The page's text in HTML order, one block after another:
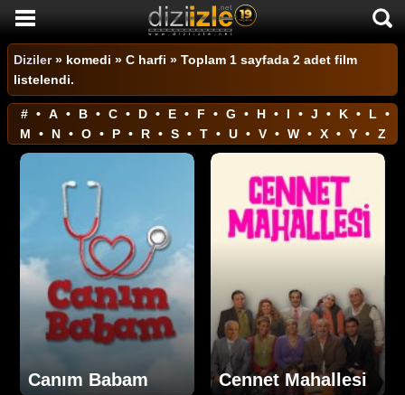
DİZİ İZLE
AKTİF DİZİLER
SON EKLENEN DİZİLER
TÜM DİZİLER
MACERA
KOMEDİ
DUYGUSAL
TARİHİ
TV SHOW
DİZİ HABERLERİ
Diziler» komedi » C harfi » Toplam 1 sayfada 2 adet film
listelendi.
# • A • B • C • D • E • F • G • H • I • J • K • L
•
M
• N • O • P • R • S • T • U • V • W • X • Y • Z
Canım Babam Cennet Mahallesi